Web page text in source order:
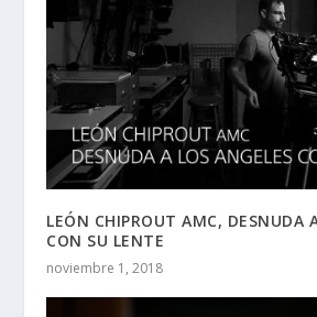
LEÓN CHIPROUT AMC, DESNUDA
CON SU LENTE
noviembre 1, 2018